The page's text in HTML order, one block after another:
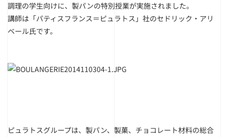
調理の学生向けに、製パンの特別授業が実施されました。
講師は「パティスフランス＝ピュラトス」社のセドリック・アリ
ベール氏です。
ピュラトスグループは、製パン、製菓、チョコレート材料の総合